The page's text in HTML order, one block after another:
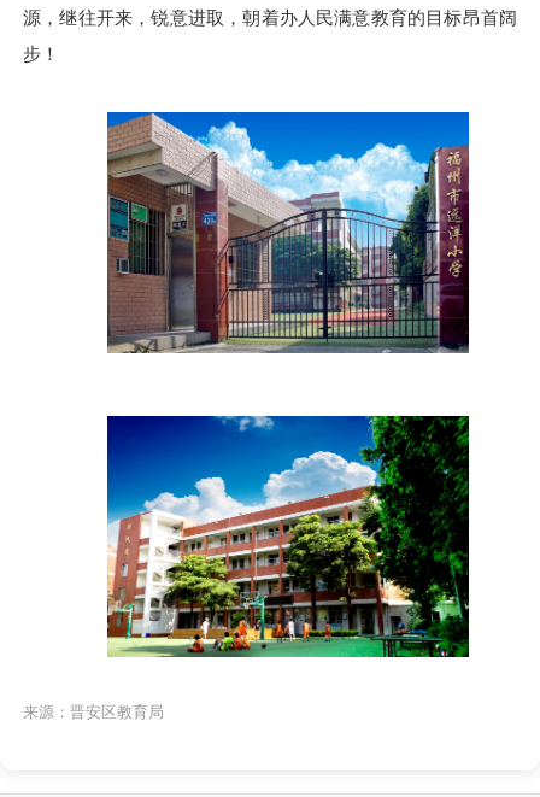
源，继往开来，锐意进取，朝着办人民满意教育的目标昂首阔
步！
来源：晋安区教育局